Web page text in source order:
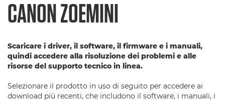
CANON ZOEMINI
Scaricare i driver, il software, il firmware e i manuali,
quindi accedere alla risoluzione dei problemi e alle
risorse del supporto tecnico in linea.
Selezionare il prodotto in uso di seguito per accedere ai
download più recenti, che includono il software, i manuali, i